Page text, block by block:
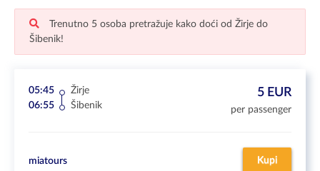
Trenutno 5 osoba pretražuje kako doći od Žirje do
Šibenik!
05:45
Žirje
06:55
Šibenik
5 EUR
per passenger
miatours Kupi